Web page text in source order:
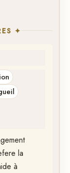
✦
la
à